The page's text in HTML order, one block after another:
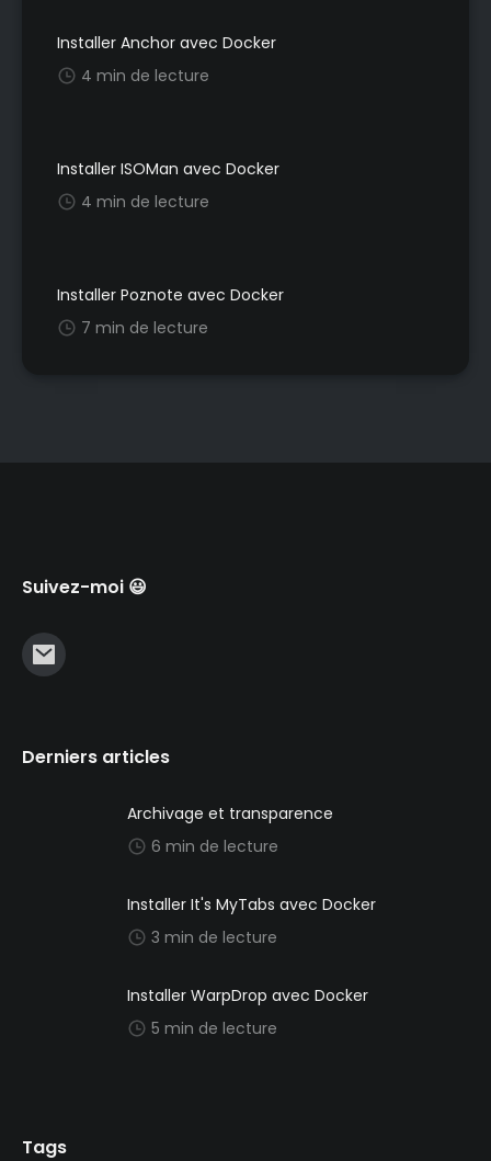
Installer Anchor avec Docker
4 min de lecture
Installer ISOMan avec Docker
4 min de lecture
Installer Poznote avec Docker
7 min de lecture
Suivez-moi 😃
Derniers articles
Archivage et transparence
6 min de lecture
Installer It's MyTabs avec Docker
3 min de lecture
Installer WarpDrop avec Docker
5 min de lecture
Tags